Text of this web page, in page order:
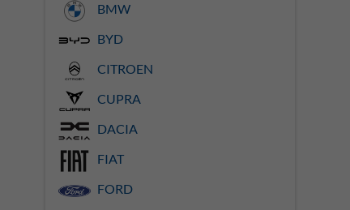
BMW
BYD
CITROEN
CUPRA
DACIA
FIAT
FORD